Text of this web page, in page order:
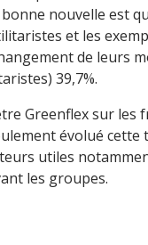
nouvelle est
et les
de leurs
39,7%.
Greenflex sur les
évolué
utiles
les groupes.